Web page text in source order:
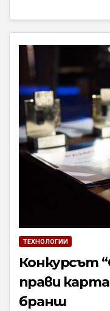
ТЕХНОЛОГИИ
Конкурсът
прави
бранш